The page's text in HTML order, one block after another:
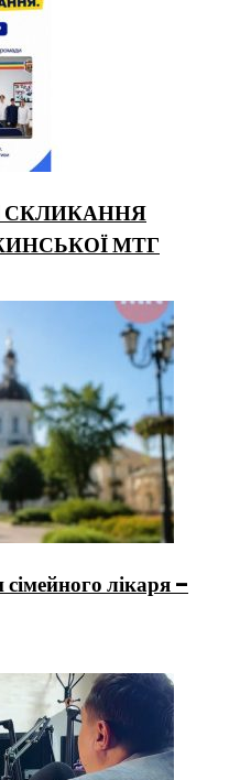
СКЛИКАННЯ
МТГ
лікаря –